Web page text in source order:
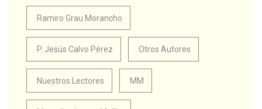
Ramiro Grau Morancho
P. Jesús Calvo Pérez Otros Autores
Nuestros Lectores MM